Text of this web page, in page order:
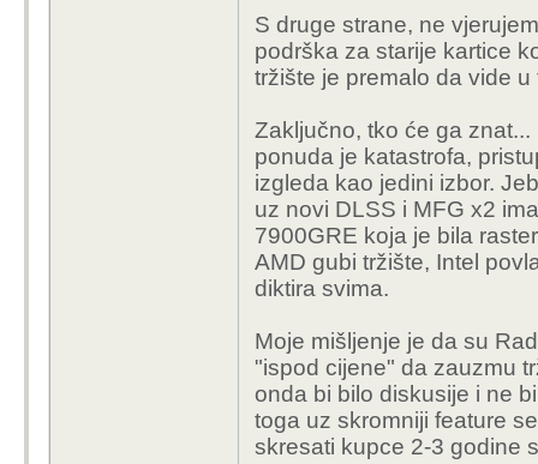
S druge strane, ne
podrška za starije kartice
tržište je premalo da vide
Zaključno, tko će ga
ponuda je katastrofa,
izgleda kao jedini izbor.
uz novi DLSS i MFG x2
7900GRE koja je bila
AMD gubi tržište, Intel
diktira svima.
Moje mišljenje je da su
"ispod cijene" da zauzmu
onda bi bilo diskusije i ne
toga uz skromniji feature
skresati kupce 2-3 godine